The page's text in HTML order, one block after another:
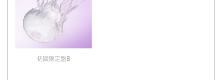
初回限定盤B